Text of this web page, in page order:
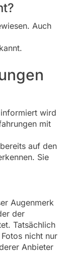
Auch
wird
mit
auf den
Sie
Augenmerk
der
Tatsächlich
nicht nur
Anbieter